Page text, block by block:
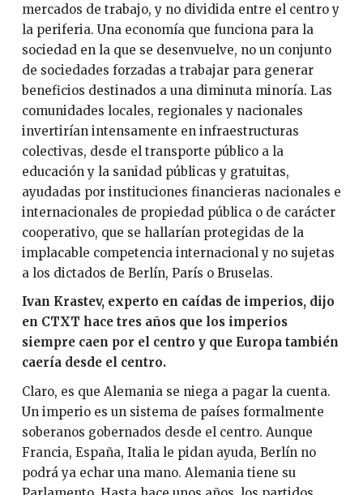
mercados de trabajo, y no dividida entre el centro y
la periferia. Una economía que funciona para la
sociedad en la que se desenvuelve, no un conjunto
de sociedades forzadas a trabajar para generar
beneficios destinados a una diminuta minoría. Las
comunidades locales, regionales y nacionales
invertirían intensamente en infraestructuras
colectivas, desde el transporte público a la
educación y la sanidad públicas y gratuitas,
ayudadas por instituciones financieras nacionales e
internacionales de propiedad pública o de carácter
cooperativo, que se hallarían protegidas de la
implacable competencia internacional y no sujetas
a los dictados de Berlín, París o Bruselas.
Ivan Krastev, experto en caídas de imperios, dijo
en CTXT hace tres años que los imperios
siempre caen por el centro y que Europa también
caería desde el centro.
Claro, es que Alemania se niega a pagar la cuenta.
Un imperio es un sistema de países formalmente
soberanos gobernados desde el centro. Aunque
Francia, España, Italia le pidan ayuda, Berlín no
podrá ya echar una mano. Alemania tiene su